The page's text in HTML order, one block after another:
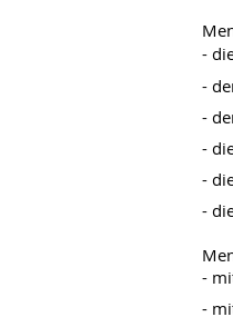
-
​​-
​-
​-
-
-
-
-